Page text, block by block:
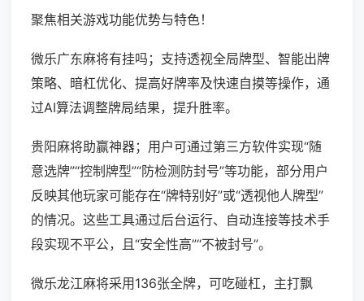
聚焦相关游戏功能优势与特色！
微乐广东麻将有挂吗；支持透视全局牌型、智能出牌
策略、暗杠优化、提高好牌率及快速自摸等操作，通
过AI算法调整牌局结果，提升胜率。
贵阳麻将助赢神器；用户可通过第三方软件实现“随
意选牌”“控制牌型”“防检测防封号”等功能，部分用户
反映其他玩家可能存在“牌特别好”或“透视他人牌型”
的情况。这些工具通过后台运行、自动连接等技术手
段实现不平公，且“安全性高”“不被封号”。
微乐龙江麻将采用136张全牌，可吃碰杠，主打飘